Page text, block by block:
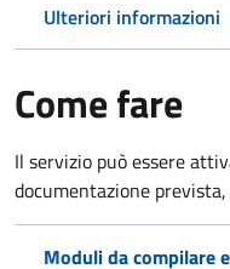
Ulteriori informazioni
Come fare
Il servizio può essere
documentazione
Moduli da compilare